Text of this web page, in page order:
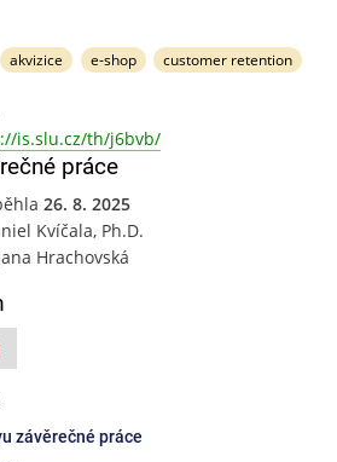
akvizice e-shop customer retention
is.slu.cz/th/j6bvb/
práce
26. 8. 2025
Kvíčala, Ph.D.
Hrachovská
závěrečné práce